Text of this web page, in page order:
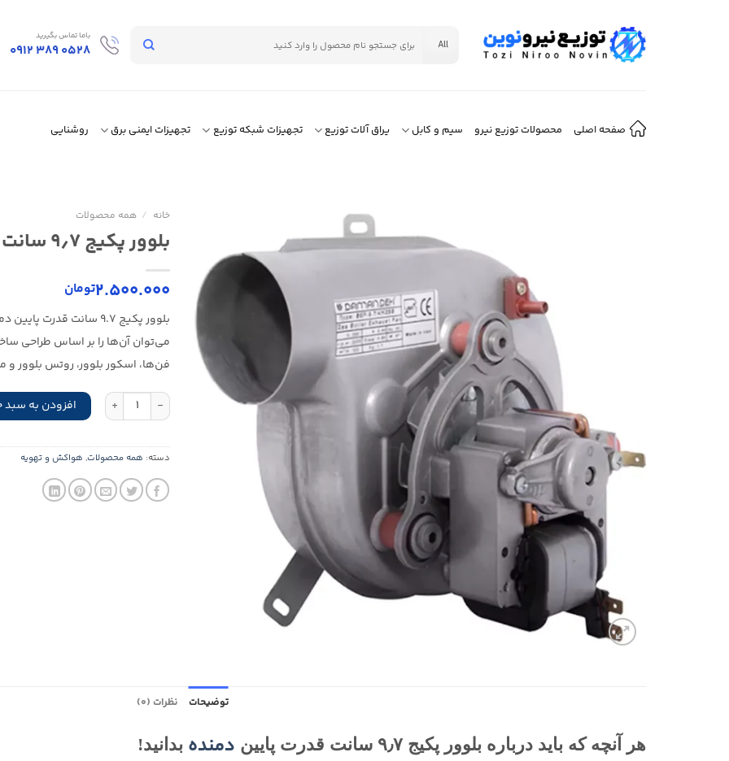
برای:
باما تماس بگیرید
0912 389 0528
صفحه اصلی محصولات توزیع نیرو سیم و کابل یراق آلات توزیع تجهیزات شبکه توزیع تجهیزات ایمنی برق روشنایی
خانه / همه محصولات
بلوور پکیج ۹٫۷ سانت قدرت پایین دمنده
2.500.000تومان
بلوور پکیج 9.7 سانت
می‌توان آن‌ها را بر اساس طراحی
فن‌ها، اسکور بلوور، روتس بلوور
بلوور پکیج 9.7 سانت قدرت پایین دمنده عدد افزودن به سبد
دسته: همه محصولات, هواکش و تهویه
توضیحات نظرات (0)
هر آنچه که باید درباره بلوور پکیج ۹٫۷ سانت قدرت پایین دمنده بدانید!